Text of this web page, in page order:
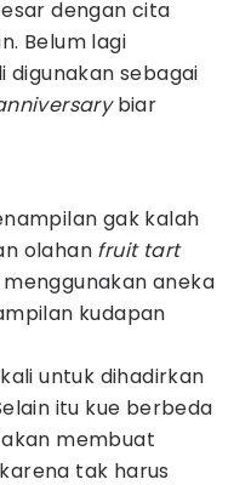
dengan cita
Belum lagi
digunakan sebagai
biar
gak kalah
olahan fruit tart
aneka
kudapan
untuk dihadirkan
itu kue berbeda
membuat
tak harus